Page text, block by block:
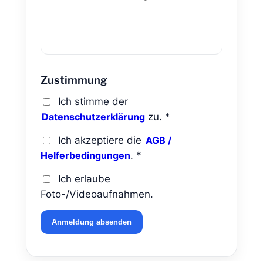
Zustimmung
Ich stimme der
Datenschutzerklärungzu. *
Ich akzeptiere die AGB /
Helferbedingungen. *
Ich erlaube
Foto-/Videoaufnahmen.
Anmeldung absenden